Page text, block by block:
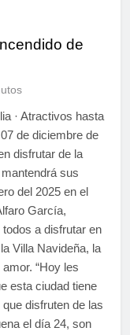
de
· Atractivos hasta
de diciembre de
disfrutar de la
sus
del 2025 en el
García,
a disfrutar en
Villa Navideña, la
“Hoy les
esta ciudad tiene
disfruten de las
el día 24, son